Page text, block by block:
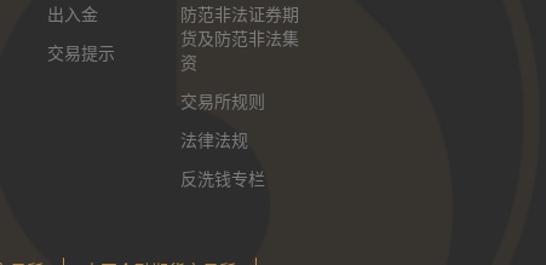
出入金
交易提示
防范非法证券期
货及防范非法集
资
交易所规则
法律法规
反洗钱专栏